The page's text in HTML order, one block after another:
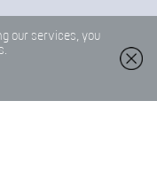
our services, you